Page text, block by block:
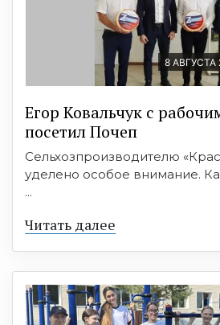
8 АВГУСТА
Егор Ковальчук с
посетил Почеп
Сельхозпроизводителю
уделено особое внимание.
...
Читать далее